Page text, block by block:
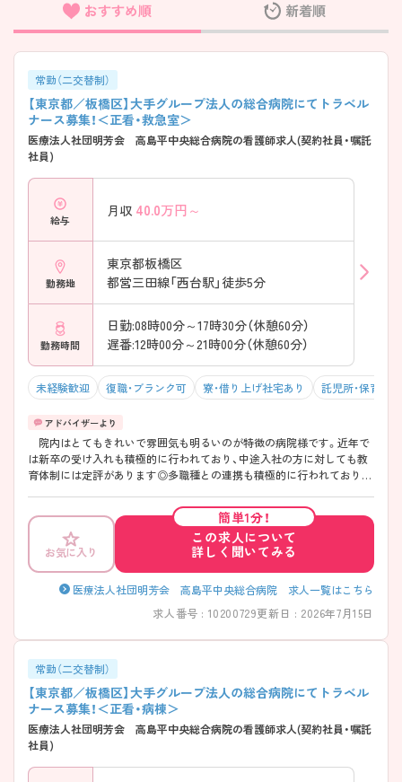
フリーワード検索
おすすめ順 新着順
常勤（二交替制）
【東京都／板橋区】大手グループ法人の総合病院にてトラベル
ナース募集！＜正看・救急室＞
医療法人社団明芳会 高島平中央総合病院の看護師求人(契約社員・嘱託
社員)
給与
月収 40.0万円～
勤務地
東京都板橋区
都営三田線「西台駅」徒歩5分
勤務時間
日勤:08時00分～17時30分（休憩60分）
遅番:12時00分～21時00分（休憩60分）
未経験歓迎 復職・ブランク可 寮・借り上げ社宅あり 託児所・保育支
院内はとてもきれいで雰囲気も明るいのが特徴の病院様です。近年で
は新卒の受け入れも積極的に行われており、中途入社の方に対しても教
育体制には定評があります◎多職種との連携も積極的に行われておりま
環境で、仕事とプライベートを両立させたい方にオススメできる環境で
す。 ご興味ある方には、面接対策ポイントなど、 さらに詳細をお話し
いたしますので、お気軽にご相談ください。
お気に入り
簡単1分！
この求人について
詳しく聞いてみる
医療法人社団明芳会 高島平中央総合病院 求人一覧はこちら
求人番号 : 10200729更新日 : 2026年7月15日
常勤（二交替制）
【東京都／板橋区】大手グループ法人の総合病院にてトラベル
ナース募集！＜正看・病棟＞
医療法人社団明芳会 高島平中央総合病院の看護師求人(契約社員・嘱託
社員)